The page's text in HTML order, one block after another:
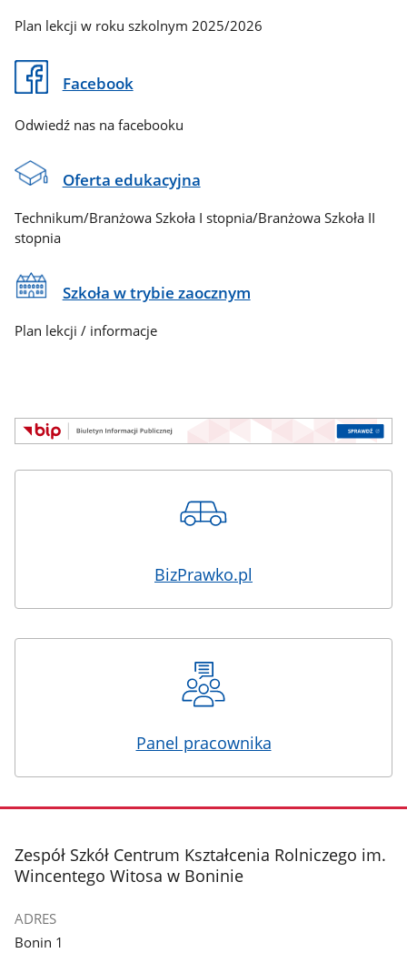
Plan lekcji w roku szkolnym 2025/2026
Facebook
Odwiedź nas na facebooku
Oferta edukacyjna
Technikum/Branżowa Szkoła I stopnia/Branżowa Szkoła II
stopnia
Szkoła w trybie zaocznym
Plan lekcji / informacje
BizPrawko.pl
Panel pracownika
stopka
Zespół Szkół Centrum Kształcenia Rolniczego im.
Wincentego Witosa w Boninie
ADRES
Bonin 1